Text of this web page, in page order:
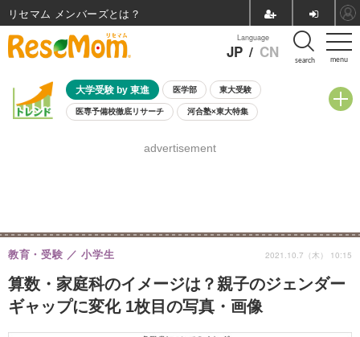
menu
Language
JP / CN search
大学受験 by 東進 医学部 東大受験
医専予備校徹底リサーチ 河合塾×東大特集
8月開催学校説明会・相談会
advertisement
算数・家庭科のイメージは？親子のジェンダー
ギャップに変化 1枚目の写真・画像
教育・受験 小学生 2021.10.7（木） 10:15
リセマム メンバーズ